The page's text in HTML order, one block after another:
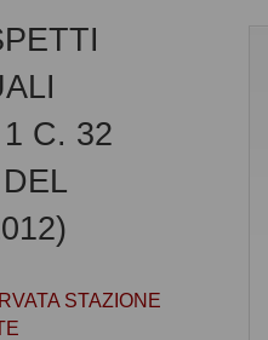
C. 32
STAZIONE